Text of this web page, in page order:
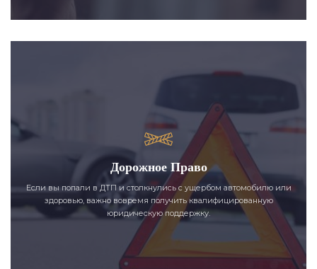
Дорожное Право
Если вы попали в ДТП и столкнулись с ущербом автомобилю или
здоровью, важно вовремя получить квалифицированную
юридическую поддержку.